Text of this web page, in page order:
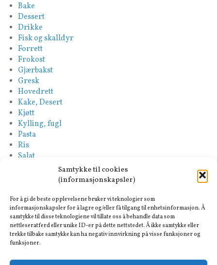
Samtykke til cookies
(informasjonskapsler)
For å gi de beste opplevelsene bruker vi teknologier som
informasjonskapsler for å lagre og/eller få tilgang til enhetsinformasjon. Å
samtykke til disse teknologiene vil tillate oss å behandle data som
nettleseratferd eller unike ID-er på dette nettstedet. Å ikke samtykke eller
trekke tilbake samtykke kan ha negativ innvirkning på visse funksjoner og
funksjoner.
Bake
Dessert
Drikke
Fisk og skalldyr
Forrett
Frokost
Gjærbakst
Gresk
Hovedrett
Kake, Desert
Kjøtt
Kylling, fugl
Pasta
Ris
Salat
Suppe
Tapas-Mezze
Tyrkisk
Vegan
Vegetar